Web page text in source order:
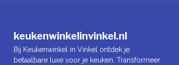
keukenwinkelinvinkel.nl
Bij Keukenwinkel in Vinkel ontdek je
betaalbare luxe voor je keuken. Transformeer